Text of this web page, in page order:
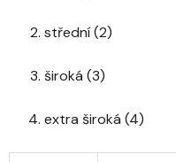
střední (2)
široká (3)
extra široká (4)